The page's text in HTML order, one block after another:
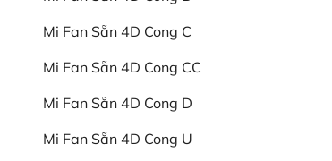
Mi Fan Sẵn 4D Cong C
Mi Fan Sẵn 4D Cong CC
Mi Fan Sẵn 4D Cong D
Mi Fan Sẵn 4D Cong U